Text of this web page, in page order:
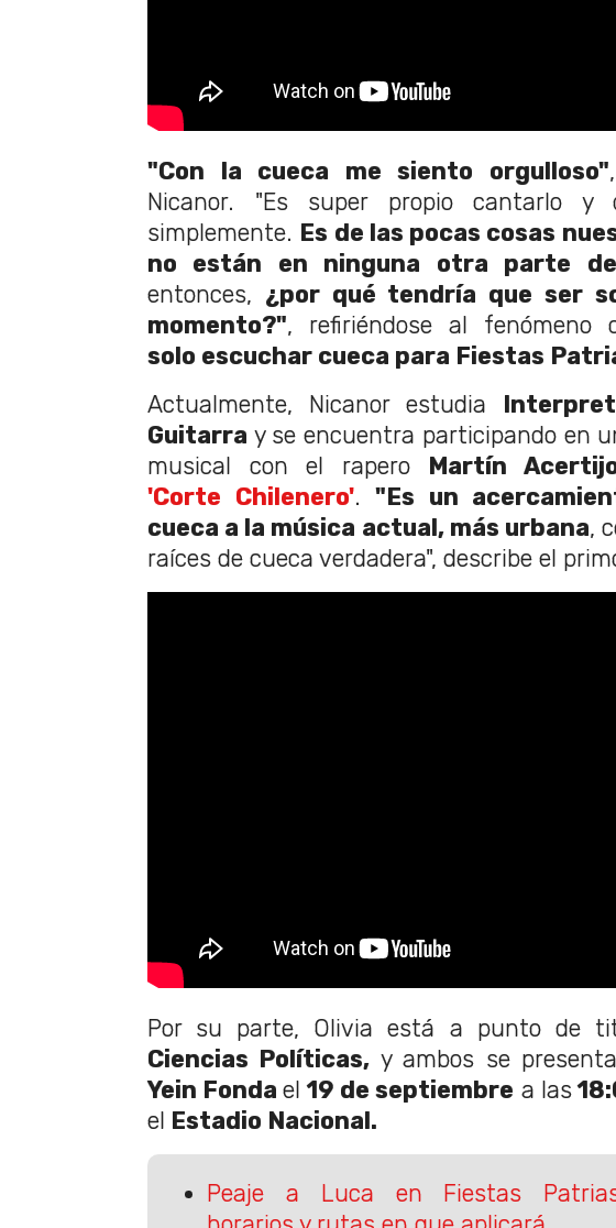
"Con la cueca me siento orgulloso"
Nicanor. "Es super propio cantarlo y
simplemente. Es de las pocas cosas
no están en ninguna otra parte
entonces, ¿por qué tendría que ser
momento?", refiriéndose al fenómeno
solo escuchar cueca para Fiestas
Actualmente, Nicanor estudia
Guitarra y se encuentra participando en
musical con el rapero Martín
'Corte Chilenero'."Es un
cueca a la música actual, más urbana,
raíces de cueca verdadera", describe el
Por su parte, Olivia está a punto de
Ciencias Políticas, y ambos se
Yein Fondael19 de septiembre a las
el Estadio Nacional.
Peaje a Luca en Fiestas